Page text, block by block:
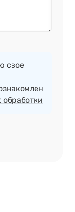
свое
обработки